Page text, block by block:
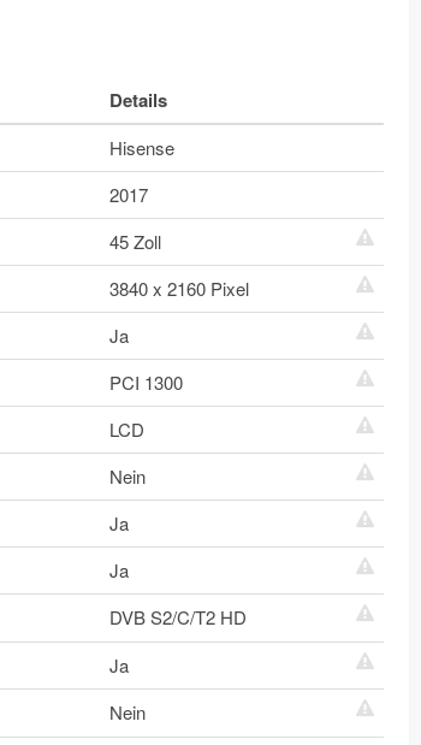
Details
Hisense
2017
45 Zoll
3840 x 2160 Pixel
Ja
PCI 1300
LCD
Nein
Ja
Ja
DVB S2/C/T2 HD
Ja
Nein